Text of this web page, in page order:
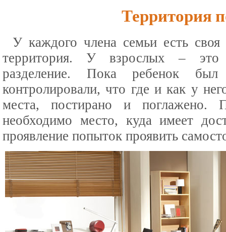
Территория
У каждого члена семьи есть своя
территория. У взрослых – это
разделение. Пока ребенок
контролировали, что где и как у
места, постирано и поглажено.
необходимо место, куда имеет
проявление попыток проявить